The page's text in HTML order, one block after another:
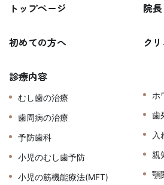
トップページ 院
初めての方へ ク
診療内容
むし歯の治療
歯周病の治療
予防歯科
小児のむし歯予防
小児の筋機能療法(MFT)
ホ
歯
入
親
顎